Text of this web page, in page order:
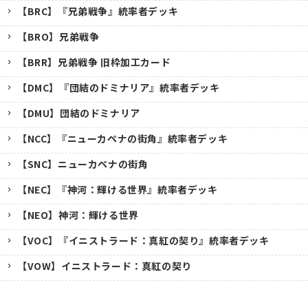
【BRC】『兄弟戦争』統率者デッキ
【BRO】兄弟戦争
【BRR】兄弟戦争 旧枠加工カード
【DMC】『団結のドミナリア』統率者デッキ
【DMU】団結のドミナリア
【NCC】『ニューカペナの街角』統率者デッキ
【SNC】ニューカペナの街角
【NEC】『神河：輝ける世界』統率者デッキ
【NEO】神河：輝ける世界
【VOC】『イニストラード：真紅の契り』統率者デッキ
【VOW】イニストラード：真紅の契り